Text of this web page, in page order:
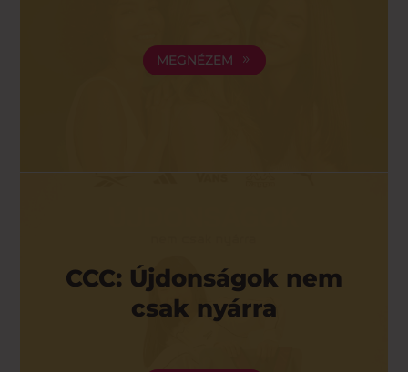
MEGNÉZEM
CCC: Újdonságok nem
csak nyárra